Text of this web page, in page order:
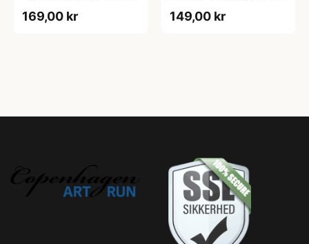
169,00 kr 149,00 kr